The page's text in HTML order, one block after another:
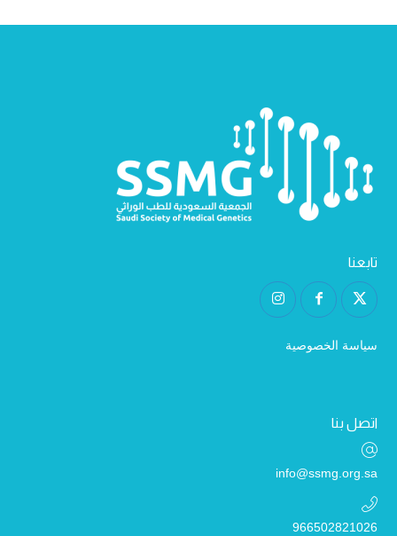
تابعنا
سياسة الخصوصية
اتصل بنا
info@ssmg.org.sa
966502821026